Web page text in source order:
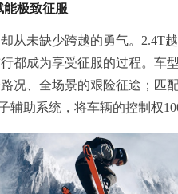
能极致征服
从未缺少跨越的勇气。2.4T
都成为享受征服的过程。车
况、全场景的艰险征途；匹
辅助系统，将车辆的控制权